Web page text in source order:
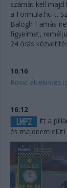
számát kell majd
a Formula.hu-t.
Balogh Tamás
figyelmet,
24 órás
16:16
Rövid áttekintés
16:12
Itt a
és majdnem